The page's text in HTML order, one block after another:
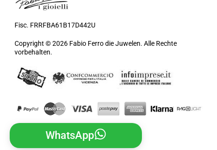
Fisc. FRRFBA61B17D442U
Copyright © 2026 Fabio Ferro die Juwelen. Alle Rechte
vorbehalten.
WhatsApp